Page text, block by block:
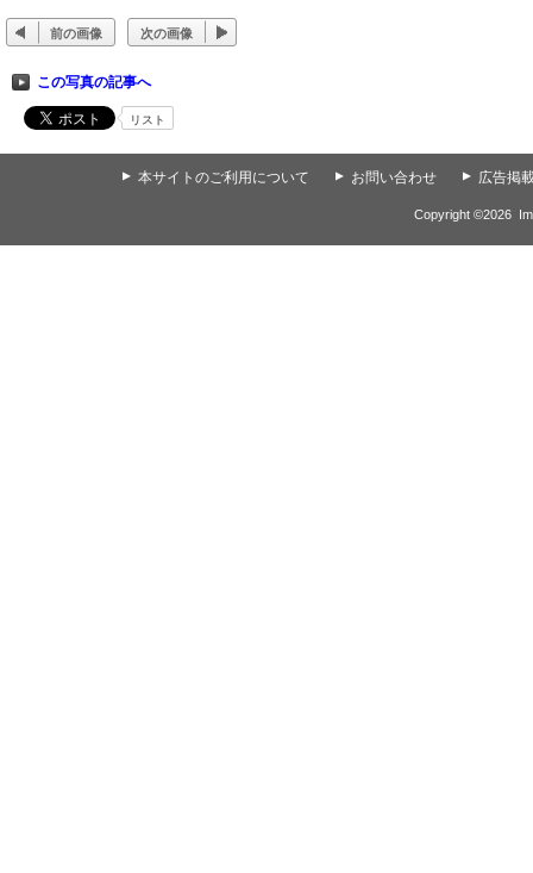
前の画像 次の画像
この写真の記事へ
リスト
▲ 本サイトのご利用について ▲ お問い合わせ ▲ 広告掲
Copyright ©2026